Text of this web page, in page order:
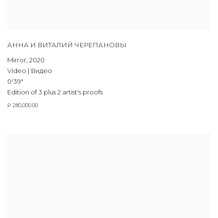
АННА И ВИТАЛИЙ ЧЕРЕПАНОВЫ
Mirror, 2020
Video | Видео
0'39"
Edition of 3 plus 2 artist's proofs
₽ 280,000.00